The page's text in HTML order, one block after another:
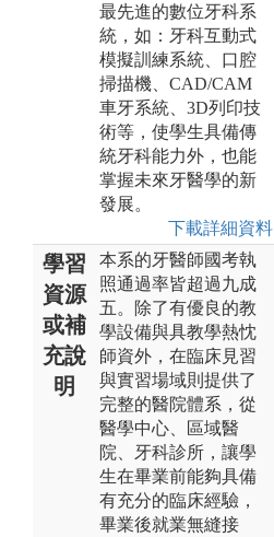
最先進的數位牙科系
統，如：牙科互動式
模擬訓練系統、口腔
掃描機、CAD/CAM
車牙系統、3D列印技
術等，使學生具備傳
統牙科能力外，也能
掌握未來牙醫學的新
發展。
下載詳細資料
學習
資源
或補
充說
明
本系的牙醫師國考執
照通過率皆超過九成
五。除了有優良的教
學設備與具教學熱忱
師資外，在臨床見習
與實習場域則提供了
完整的醫院體系，從
醫學中心、區域醫
院、牙科診所，讓學
生在畢業前能夠具備
有充分的臨床經驗，
畢業後就業無縫接